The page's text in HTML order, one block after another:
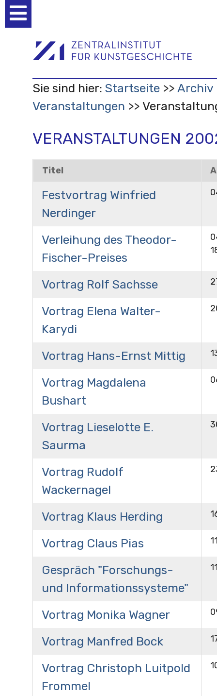
Werkzeuge
Sie sind hier: Startseite
Archiv
Veranstaltungen
VERANSTALTUNGEN
Titel
Festvortrag Winfried
Nerdinger
Verleihung des Theodor-
Fischer-Preises
Vortrag Rolf Sachsse
Vortrag Elena Walter-
Karydi
Vortrag Hans-Ernst Mittig
Vortrag Magdalena
Bushart
Vortrag Lieselotte E.
Saurma
Vortrag Rudolf
Wackernagel
Vortrag Klaus Herding
Vortrag Claus Pias
Gespräch "Forschungs-
und Informationssysteme"
Vortrag Monika Wagner
Vortrag Manfred Bock
Vortrag Christoph Luitpold
Frommel